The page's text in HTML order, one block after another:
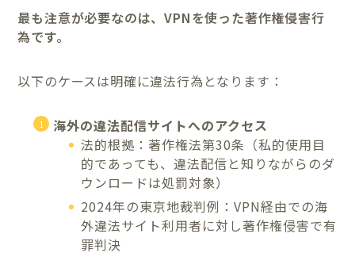
最も注意が必要なのは、VPNを使った著作権侵害行
為です。
以下のケースは明確に違法行為となります：
海外の違法配信サイトへのアクセス
法的根拠：著作権法第30条（私的使用目
的であっても、違法配信と知りながらのダ
ウンロードは処罰対象）
2024年の東京地裁判例：VPN経由での海
外違法サイト利用者に対し著作権侵害で有
罪判決